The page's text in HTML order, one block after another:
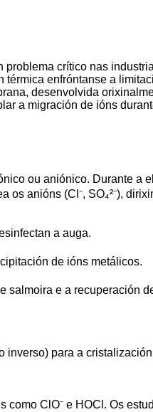
crítico nas
enfróntanse a
desenvolvida
a migración de ións
ou aniónico. Durante a
os anións (Cl⁻, SO₄²⁻),
a auga.
de ións metálicos.
salmoira e a recuperación
para a
ClO⁻ e HOCl. Os